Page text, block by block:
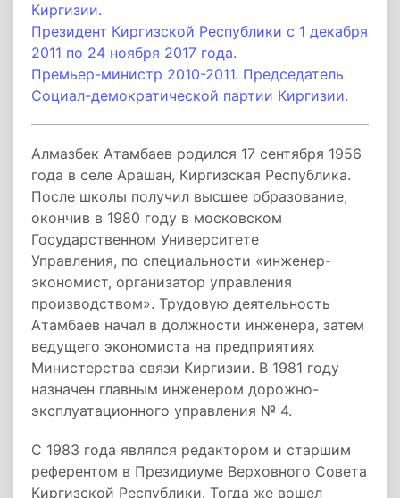
Киргизии.
Президент Киргизской Республики с 1 декабря
2011 по 24 ноября 2017 года.
Премьер-министр 2010-2011. Председатель
Социал-демократической партии Киргизии.
Алмазбек Атамбаев родился 17 сентября 1956
года в селе Арашан, Киргизская Республика.
После школы получил высшее образование,
окончив в 1980 году в московском
Государственном Университете
Управления, по специальности «инженер-
экономист, организатор управления
производством». Трудовую деятельность
Атамбаев начал в должности инженера, затем
ведущего экономиста на предприятиях
Министерства связи Киргизии. В 1981 году
назначен главным инженером дорожно-
эксплуатационного управления № 4.
С 1983 года являлся редактором и старшим
референтом в Президиуме Верховного Совета
Киргизской Республики. Тогда же вошел